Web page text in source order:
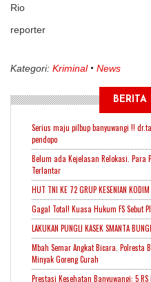
Rio
reporter
Kategori: Kriminal News
BERITA
Serius maju pilbup banyuwangi !!
pendopo
Belum ada Kejelasan Relokasi. Para
Terlantar
HUT TNI KE 72 GRUP KESENIAN
Gagal Total! Kuasa Hukum FS Sebut
LAKUKAN PUNGLI KASEK SMANTA
Mbah Semar Angkat Bicara. Polresta
Minyak Goreng Curah
Prestasi Kesehatan Banyuwangi: 5